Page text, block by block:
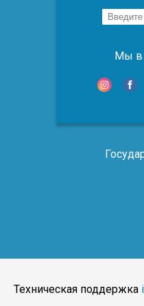
Мы в
Техническая поддержка